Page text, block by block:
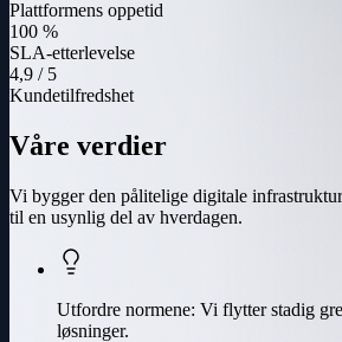
Plattformens oppetid
100 %
SLA-etterlevelse
4,9 / 5
Kundetilfredshet
Våre verdier
Vi bygger den pålitelige digitale
til en usynlig del av hverdagen.
Utfordre normene: Vi flytter stadig
løsninger.